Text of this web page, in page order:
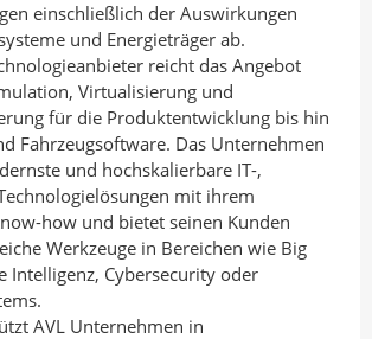
einschließlich der Auswirkungen
und Energieträger ab.
reicht das Angebot
Virtualisierung und
für die Produktentwicklung bis hin
Fahrzeugsoftware. Das Unternehmen
und hochskalierbare IT-,
mit ihrem
how und bietet seinen Kunden
Werkzeuge in Bereichen wie Big
Intelligenz, Cybersecurity oder
AVL Unternehmen in